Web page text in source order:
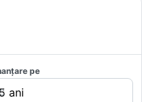
pe
5 ani